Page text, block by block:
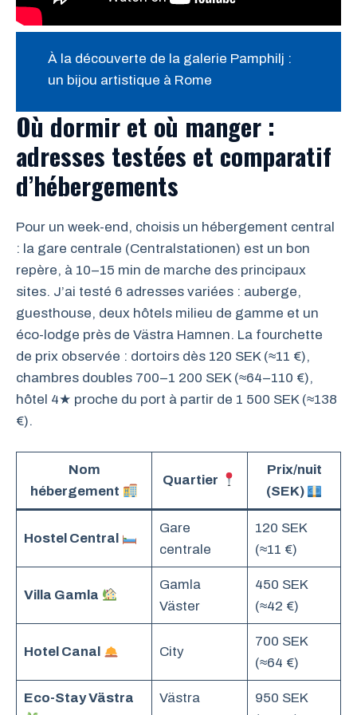
À la découverte de la galerie Pamphilj :
un bijou artistique à Rome
Où dormir et où manger :
adresses testées et comparatif
d’hébergements
Pour un week-end, choisis un hébergement central
: la gare centrale (Centralstationen) est un bon
repère, à 10–15 min de marche des principaux
sites. J’ai testé 6 adresses variées : auberge,
guesthouse, deux hôtels milieu de gamme et un
éco-lodge près de Västra Hamnen. La fourchette
de prix observée : dortoirs dès 120 SEK (≈11 €),
chambres doubles 700–1 200 SEK (≈64–110 €),
hôtel 4★ proche du port à partir de 1 500 SEK (≈138
€).
Nom
hébergement
Quartier
Prix/nuit
(SEK)
Hostel Central
Gare
centrale
120 SEK
(≈11 €)
Villa Gamla
Gamla
Väster
450 SEK
(≈42 €)
Hotel Canal City
700 SEK
(≈64 €)
Eco-Stay Västra
Västra
950 SEK